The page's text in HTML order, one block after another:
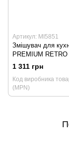
Артикул: MI5851
Змішувач для
PREMIUM
золото
1 311 грн
Код виробника
(MPN)